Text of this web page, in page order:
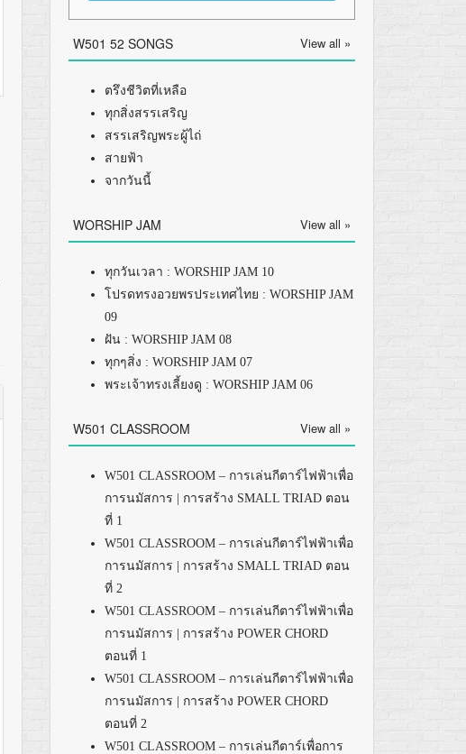
W501 52 SONGS View all »
ตรึงชีวิตที่เหลือ
ทุกสิ่งสรรเสริญ
สรรเสริญพระผู้ไถ่
สายฟ้า
จากวันนี้
WORSHIP JAM View all »
ทุกวันเวลา : WORSHIP JAM 10
โปรดทรงอวยพรประเทศไทย : WORSHIP JAM
09
ฝัน : WORSHIP JAM 08
ทุกๆสิ่ง : WORSHIP JAM 07
พระเจ้าทรงเลี้ยงดู : WORSHIP JAM 06
W501 CLASSROOM View all »
W501 CLASSROOM – การเล่นกีตาร์ไฟฟ้าเพื่อ
การนมัสการ | การสร้าง SMALL TRIAD ตอน
ที่ 1
W501 CLASSROOM – การเล่นกีตาร์ไฟฟ้าเพื่อ
การนมัสการ | การสร้าง SMALL TRIAD ตอน
ที่ 2
W501 CLASSROOM – การเล่นกีตาร์ไฟฟ้าเพื่อ
การนมัสการ | การสร้าง POWER CHORD
ตอนที่ 1
W501 CLASSROOM – การเล่นกีตาร์ไฟฟ้าเพื่อ
การนมัสการ | การสร้าง POWER CHORD
ตอนที่ 2
W501 CLASSROOM – การเล่นกีตาร์เพื่อการ